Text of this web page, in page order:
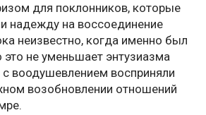
для поклонников, которые
надежду на воссоединение
неизвестно, когда именно был
это не уменьшает энтузиазма
воодушевлением восприняли
возобновлении отношений